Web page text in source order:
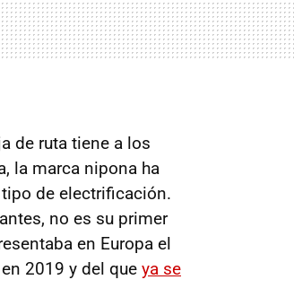
de ruta tiene a los
la marca nipona ha
de electrificación.
no es su primer
en Europa el
2019 y del que ya se